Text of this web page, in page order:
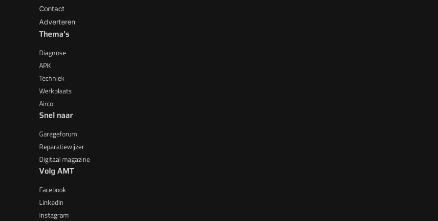
Contact
Adverteren
Thema's
Diagnose
APK
Techniek
Werkplaats
Airco
Snel naar
Garageforum
Reparatiewijzer
Digitaal magazine
Volg AMT
Facebook
LinkedIn
Instagram